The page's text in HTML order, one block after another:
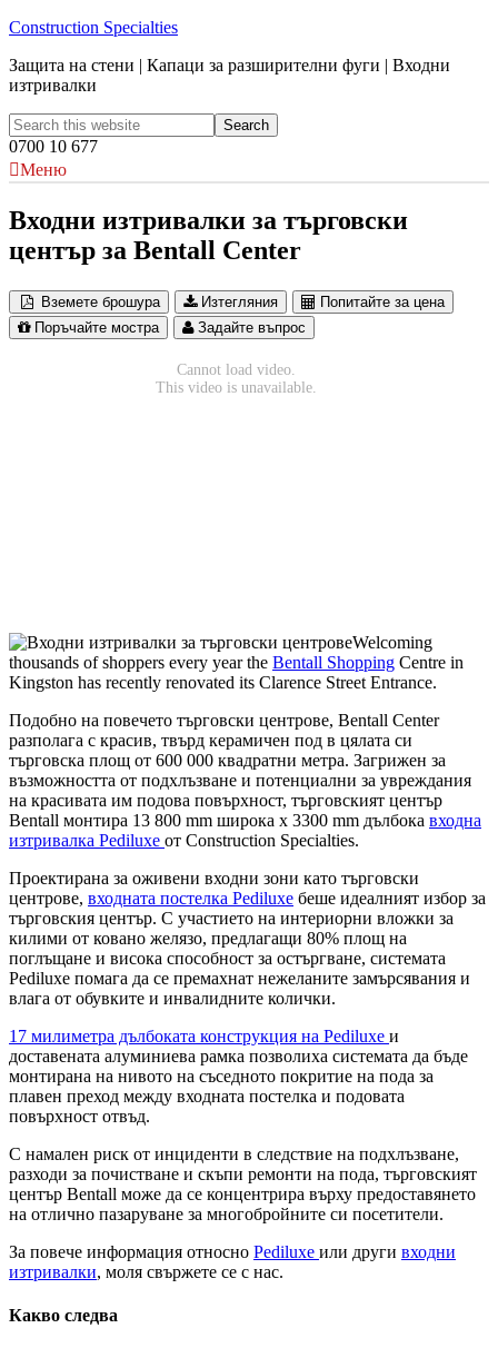
Construction Specialties
Защита на стени | Капаци за разширителни фуги | Входни
изтривалки
0700 10 677
Меню
Входни изтривалки за търговски
център за Bentall Center
Вземете брошура Изтегляния
Попитайте за цена
Поръчайте мостра
Задайте въпрос
Welcoming
thousands of shoppers every year the Bentall Shopping Centre in
Kingston has recently renovated its Clarence Street Entrance.
Подобно на повечето търговски центрове, Bentall Center
разполага с красив, твърд керамичен под в цялата си
търговска площ от 600 000 квадратни метра. Загрижен за
възможността от подхлъзване и потенциални за увреждания
на красивата им подова повърхност, търговският център
Bentall монтира 13 800 mm широка x 3300 mm дълбока входна
изтривалка Pediluxe от Construction Specialties.
Проектирана за оживени входни зони като търговски
центрове, входната постелка Pediluxe беше идеалният избор за
търговския център. С участието на интериорни вложки за
килими от ковано желязо, предлагащи 80% площ на
поглъщане и висока способност за остъргване, системата
Pediluxe помага да се премахнат нежеланите замърсявания и
влага от обувките и инвалидните колички.
17 милиметра дълбоката конструкция на Pediluxe и
доставената алуминиева рамка позволиха системата да бъде
монтирана на нивото на съседното покритие на пода за
плавен преход между входната постелка и подовата
повърхност отвъд.
С намален риск от инциденти в следствие на подхлъзване,
разходи за почистване и скъпи ремонти на пода, търговският
център Bentall може да се концентрира върху предоставянето
на отлично пазаруване за многобройните си посетители.
За повече информация относно Pediluxe или други входни
изтривалки, моля свържете се с нас.
Какво следва